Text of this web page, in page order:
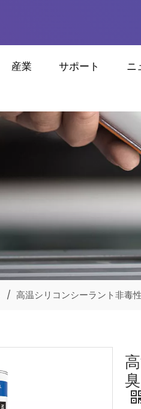
産業 サポート ニ
/ 高温シリコンシーラント非毒